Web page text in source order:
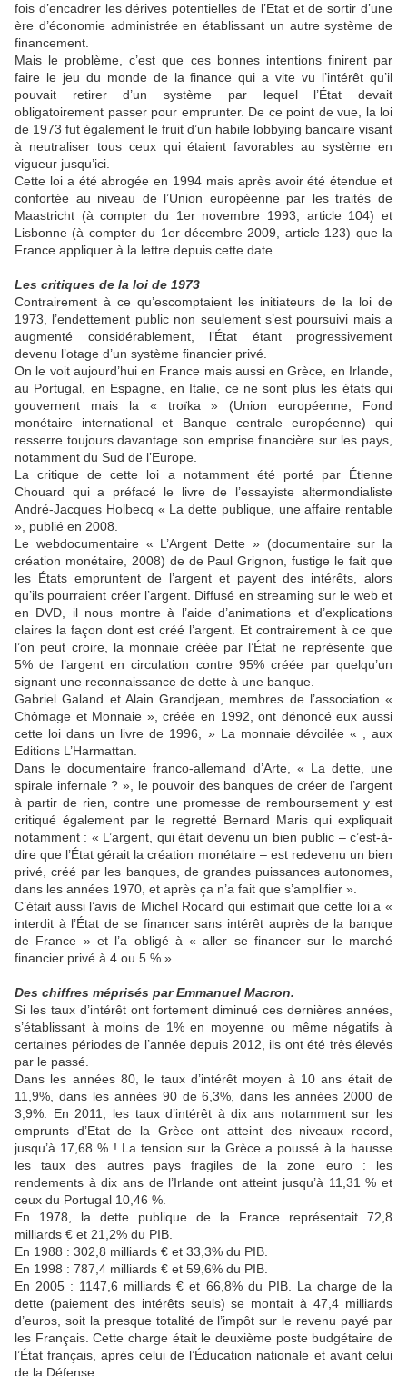
fois d’encadrer les dérives potentielles de l’Etat et de sortir d’une
ère d’économie administrée en établissant un autre système de
financement.
Mais le problème, c’est que ces bonnes intentions finirent par
faire le jeu du monde de la finance qui a vite vu l’intérêt qu’il
pouvait retirer d’un système par lequel l’État devait
obligatoirement passer pour emprunter. De ce point de vue, la loi
de 1973 fut également le fruit d’un habile lobbying bancaire visant
à neutraliser tous ceux qui étaient favorables au système en
vigueur jusqu’ici.
Cette loi a été abrogée en 1994 mais après avoir été étendue et
confortée au niveau de l’Union européenne par les traités de
Maastricht (à compter du 1er novembre 1993, article 104) et
Lisbonne (à compter du 1er décembre 2009, article 123) que la
France appliquer à la lettre depuis cette date.
Les critiques de la loi de 1973
Contrairement à ce qu’escomptaient les initiateurs de la loi de
1973, l’endettement public non seulement s’est poursuivi mais a
augmenté considérablement, l’État étant progressivement
devenu l’otage d’un système financier privé.
On le voit aujourd’hui en France mais aussi en Grèce, en Irlande,
au Portugal, en Espagne, en Italie, ce ne sont plus les états qui
gouvernent mais la « troïka » (Union européenne, Fond
monétaire international et Banque centrale européenne) qui
resserre toujours davantage son emprise financière sur les pays,
notamment du Sud de l’Europe.
La critique de cette loi a notamment été porté par Étienne
Chouard qui a préfacé le livre de l’essayiste altermondialiste
André-Jacques Holbecq « La dette publique, une affaire rentable
», publié en 2008.
Le webdocumentaire « L’Argent Dette » (documentaire sur la
création monétaire, 2008) de de Paul Grignon, fustige le fait que
les États empruntent de l’argent et payent des intérêts, alors
qu’ils pourraient créer l’argent. Diffusé en streaming sur le web et
en DVD, il nous montre à l’aide d’animations et d’explications
claires la façon dont est créé l’argent. Et contrairement à ce que
l’on peut croire, la monnaie créée par l’État ne représente que
5% de l’argent en circulation contre 95% créée par quelqu’un
signant une reconnaissance de dette à une banque.
Gabriel Galand et Alain Grandjean, membres de l’association «
Chômage et Monnaie », créée en 1992, ont dénoncé eux aussi
cette loi dans un livre de 1996, » La monnaie dévoilée « , aux
Editions L’Harmattan.
Dans le documentaire franco-allemand d’Arte, « La dette, une
spirale infernale ? », le pouvoir des banques de créer de l’argent
à partir de rien, contre une promesse de remboursement y est
critiqué également par le regretté Bernard Maris qui expliquait
notamment : « L’argent, qui était devenu un bien public – c’est-à-
dire que l’État gérait la création monétaire – est redevenu un bien
privé, créé par les banques, de grandes puissances autonomes,
dans les années 1970, et après ça n’a fait que s’amplifier ».
C’était aussi l’avis de Michel Rocard qui estimait que cette loi a «
interdit à l’État de se financer sans intérêt auprès de la banque
de France » et l’a obligé à « aller se financer sur le marché
financier privé à 4 ou 5 % ».
Des chiffres méprisés par Emmanuel Macron.
Si les taux d’intérêt ont fortement diminué ces dernières années,
s’établissant à moins de 1% en moyenne ou même négatifs à
certaines périodes de l’année depuis 2012, ils ont été très élevés
par le passé.
Dans les années 80, le taux d’intérêt moyen à 10 ans était de
11,9%, dans les années 90 de 6,3%, dans les années 2000 de
3,9%. En 2011, les taux d’intérêt à dix ans notamment sur les
emprunts d’Etat de la Grèce ont atteint des niveaux record,
jusqu’à 17,68 % ! La tension sur la Grèce a poussé à la hausse
les taux des autres pays fragiles de la zone euro : les
rendements à dix ans de l’Irlande ont atteint jusqu’à 11,31 % et
ceux du Portugal 10,46 %.
En 1978, la dette publique de la France représentait 72,8
milliards € et 21,2% du PIB.
En 1988 : 302,8 milliards € et 33,3% du PIB.
En 1998 : 787,4 milliards € et 59,6% du PIB.
En 2005 : 1147,6 milliards € et 66,8% du PIB. La charge de la
dette (paiement des intérêts seuls) se montait à 47,4 milliards
d’euros, soit la presque totalité de l’impôt sur le revenu payé par
les Français. Cette charge était le deuxième poste budgétaire de
l’État français, après celui de l’Éducation nationale et avant celui
de la Défense.